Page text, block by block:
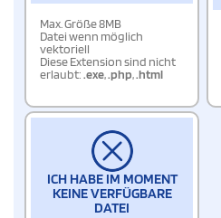
Max. Größe 8MB
Datei wenn möglich
vektoriell
Diese Extension sind nicht
erlaubt:.exe,.php,.html
ICH HABE IM MOMENT
KEINE VERFÜGBARE
DATEI